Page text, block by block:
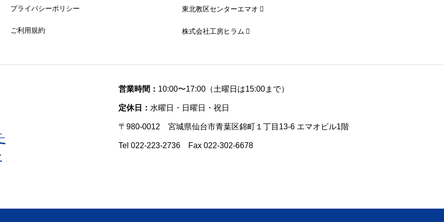
プライバシーポリシー
ご利用規約
東北教区センターエマオ
株式会社工房ヒラム
営業時間： 10:00〜17:00（土曜日は15:00まで）
定休日： 水曜日・日曜日・祝日
〒980-0012 宮城県仙台市青葉区錦町１丁目13-6 エマオビル1階
Tel 022-223-2736 Fax 022-302-6678